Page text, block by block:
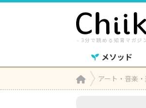
メソッド
Homeアート・音楽